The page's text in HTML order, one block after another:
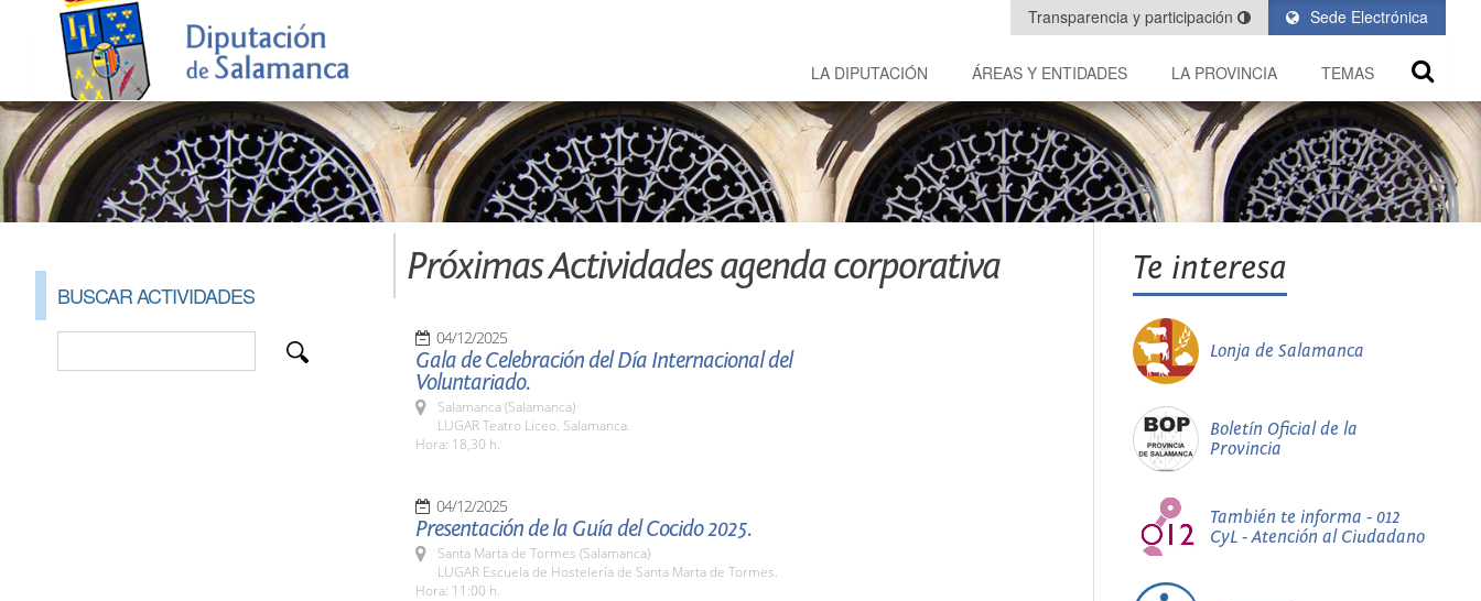
Sede Electrónica
Transparencia y participación
LA DIPUTACIÓN ÁREAS Y ENTIDADES LA PROVINCIA TEMAS
BUSCAR ACTIVIDADES
Próximas Actividades agenda corporativa
04/12/2025
Gala de Celebración del Día Internacional del
Voluntariado.
Salamanca (Salamanca)
LUGAR Teatro Liceo. Salamanca.
Hora: 18,30 h.
04/12/2025
Presentación de la Guía del Cocido 2025.
Santa Marta de Tormes (Salamanca)
LUGAR Escuela de Hostelería de Santa Marta de Tormes.
Hora: 11:00 h.
Te interesa
Lonja de Salamanca
Boletín Oficial de la
Provincia
También te informa - 012
CyL - Atención al Ciudadano